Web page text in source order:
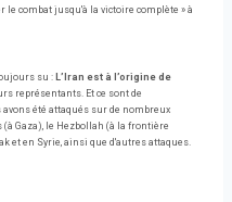
combat jusqu'à la victoire complète » à
su : L’Iran est à l’origine de
représentants. Et ce sont de
été attaqués sur de nombreux
Gaza), le Hezbollah (à la frontière
et en Syrie, ainsi que d'autres attaques.